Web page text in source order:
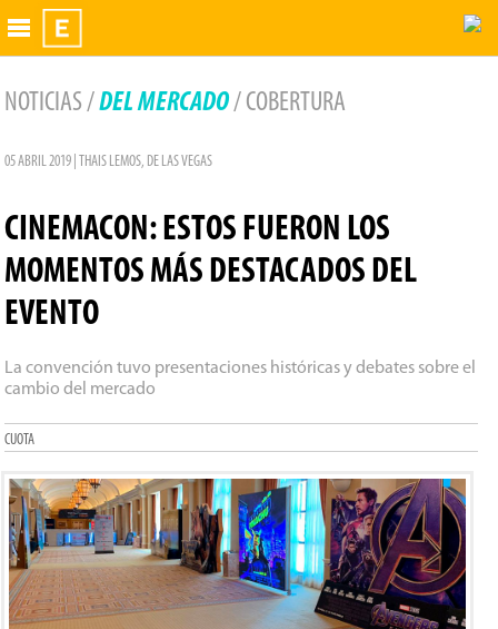
Exhibidor
NOTICIAS /DEL MERCADO/ COBERTURA
05 ABRIL 2019 | THAIS LEMOS, DE LAS VEGAS
CINEMACON: ESTOS FUERON LOS
MOMENTOS MÁS DESTACADOS DEL
EVENTO
La convención tuvo presentaciones históricas y debates sobre el
cambio del mercado
CUOTA